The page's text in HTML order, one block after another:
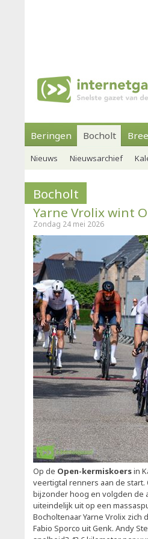
Beringen Bocholt Bree
Nieuws Nieuwsarchief
Bocholt
Yarne Vrolix wint
Zondag 24 mei 2026
Op de Open-kermiskoersin
veertigtal renners aan de
bijzonder hoog en volgden de
uiteindelijk uit op een
Bocholtenaar Yarne Vrolix
Fabio Sporco uit Genk. Andy